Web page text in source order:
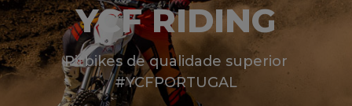
YCF RIDING
Pitbikes de qualidade superior
#YCFPORTUGAL